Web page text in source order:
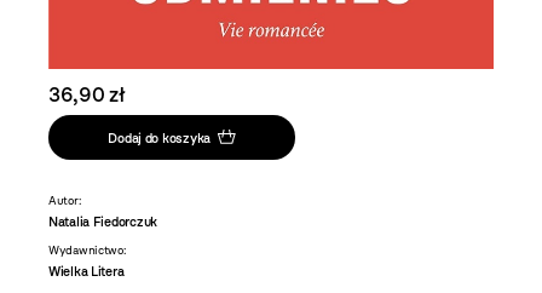
36,90 zł
Dodaj do koszyka
Autor:
Natalia Fiedorczuk
Wydawnictwo:
Wielka Litera